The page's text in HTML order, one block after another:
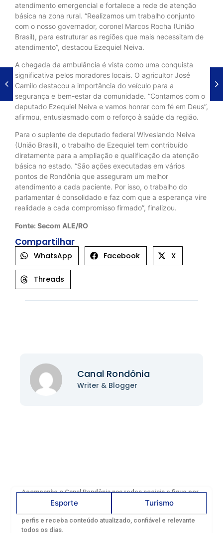
atendimento emergencial e fortalece a rede de atenção
básica na zona rural. “Realizamos um trabalho conjunto
com o nosso governador, coronel Marcos Rocha (União
Brasil), para estruturar as regiões que mais necessitam de
atendimento”, destacou Ezequiel Neiva.
A chegada da ambulância é vista como uma conquista
significativa pelos moradores locais. O agricultor José
Camilo destacou a importância do veículo para a
segurança e bem-estar da comunidade. “Contamos com o
deputado Ezequiel Neiva e vamos honrar com fé em Deus”,
afirmou, entusiasmado com o reforço à saúde da região.
Para o suplente de deputado federal Wiveslando Neiva
(União Brasil), o trabalho de Ezequiel tem contribuído
diretamente para a ampliação e qualificação da atenção
básica no estado. “São ações executadas em vários
pontos de Rondônia que asseguram um melhor
atendimento a cada paciente. Por isso, o trabalho do
parlamentar é consolidado e faz com que a esperança vire
realidade a cada compromisso firmado”, finalizou.
Fonte: Secom ALE/RO
Compartilhar
WhatsApp Facebook X
Threads
Canal Rondônia
Writer & Blogger
Esporte Turismo
Acompanhe o Canal Rondônia nas redes sociais e fique por
dentro das principais notícias, acontecimentos e
perfis e receba conteúdo atualizado, confiável e relevante
todos os dias.